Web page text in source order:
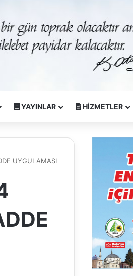
YAYINLAR HİZMETLER
UYGULAMASI